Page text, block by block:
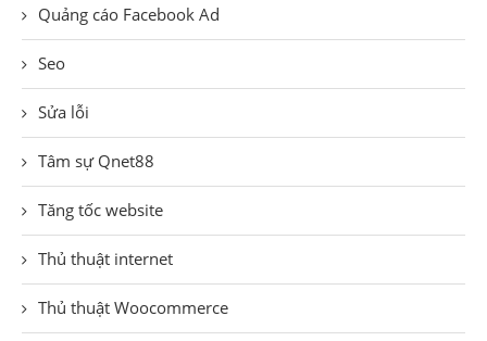
Quảng cáo Facebook Ad
Seo
Sửa lỗi
Tâm sự Qnet88
Tăng tốc website
Thủ thuật internet
Thủ thuật Woocommerce